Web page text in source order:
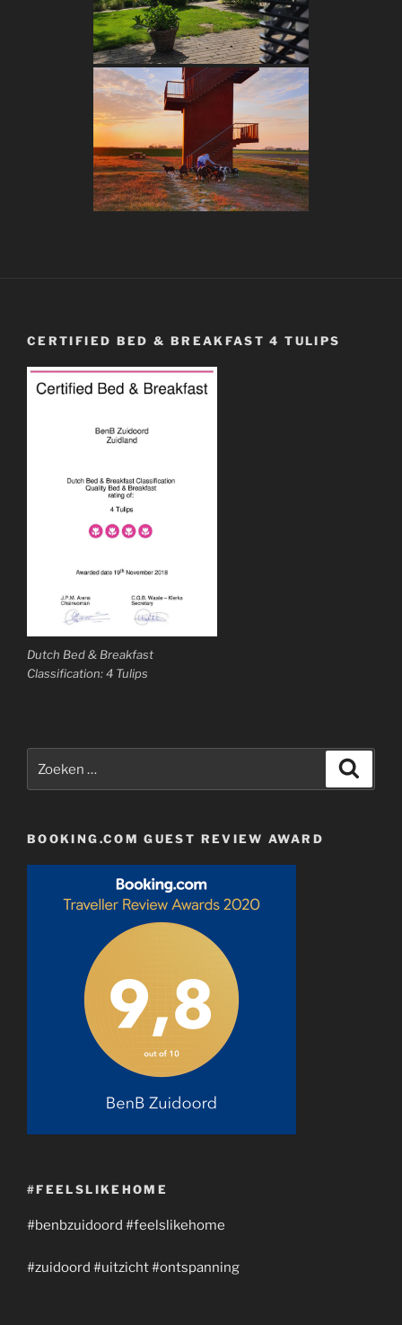
CERTIFIED BED & BREAKFAST 4 TULIPS
Dutch Bed & Breakfast
Classification: 4 Tulips
BOOKING.COM GUEST REVIEW AWARD
#FEELSLIKEHOME
#benbzuidoord #feelslikehome
#zuidoord #uitzicht #ontspanning